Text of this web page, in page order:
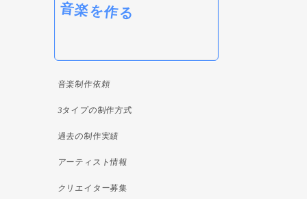
音楽を作る
音楽制作依頼
3タイプの制作方式
過去の制作実績
アーティスト情報
クリエイター募集